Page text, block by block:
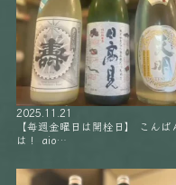
2025.11.21
【毎週金曜日は開栓日】 こんば
は！ aio…